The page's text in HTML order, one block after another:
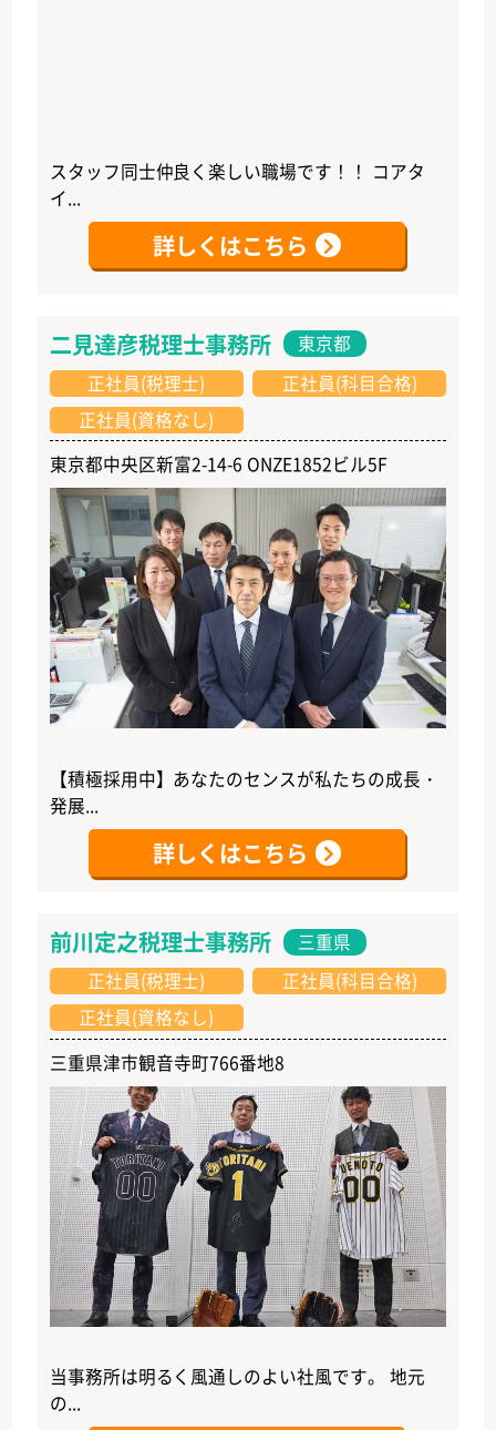
スタッフ同士仲良く楽しい職場です！！ コアタ
イ...
詳しくはこちら
二見達彦税理士事務所
東京都
正社員(税理士)
正社員(科目合格)
正社員(資格なし)
東京都中央区新富2-14-6 ONZE1852ビル5F
【積極採用中】あなたのセンスが私たちの成長・
発展...
詳しくはこちら
前川定之税理士事務所
三重県
正社員(税理士)
正社員(科目合格)
正社員(資格なし)
三重県津市観音寺町766番地8
当事務所は明るく風通しのよい社風です。 地元
の...